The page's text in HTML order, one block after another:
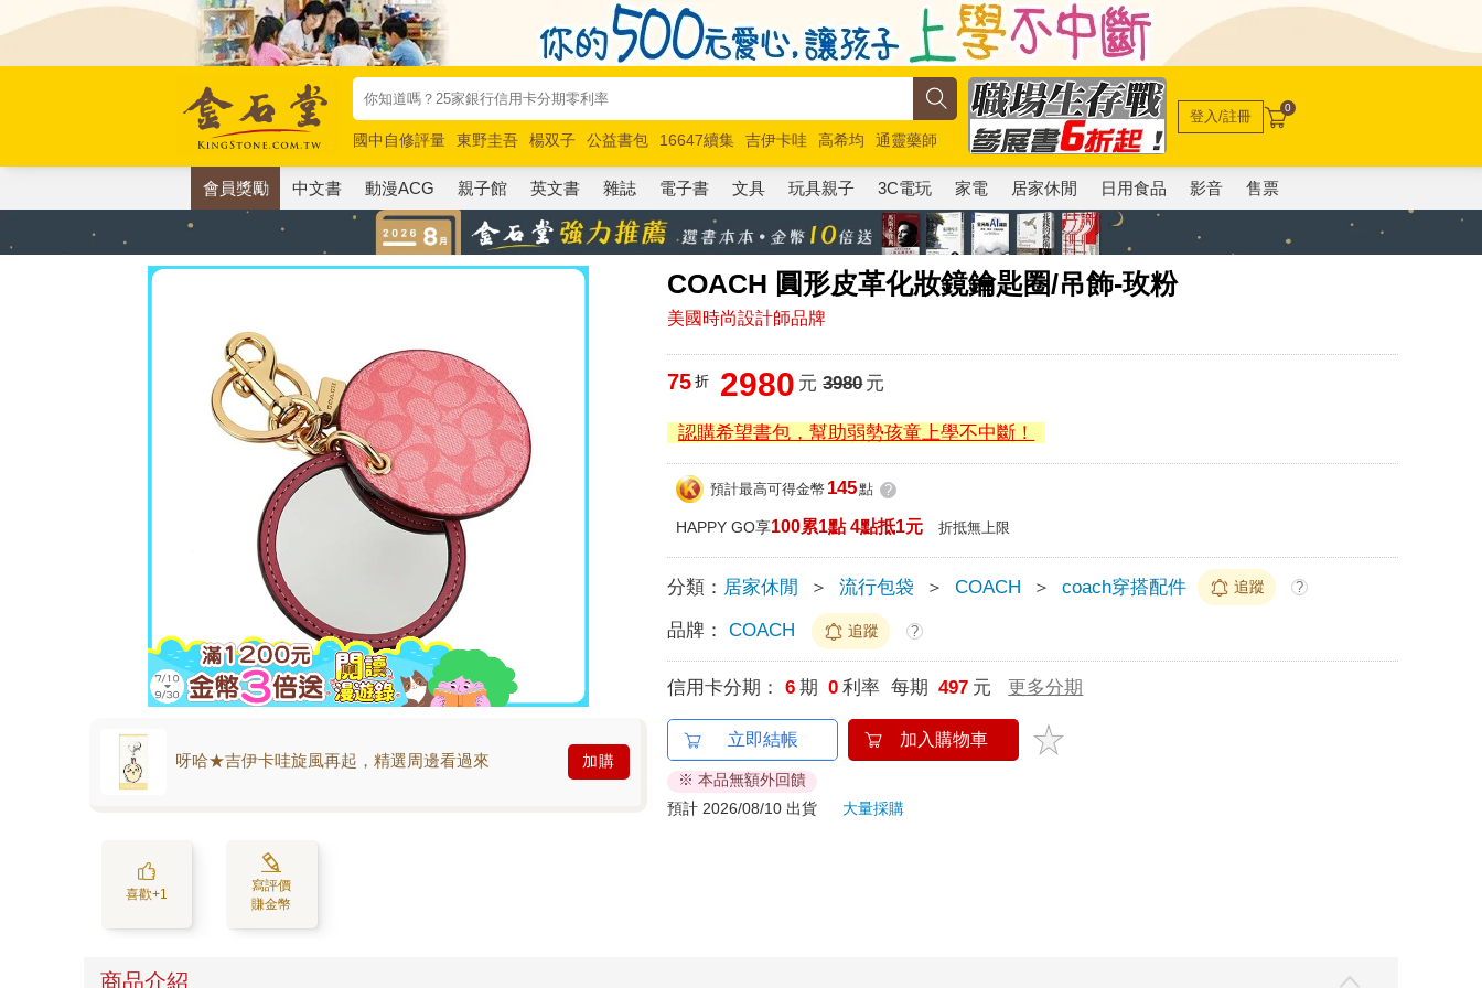
國中自修評量 東野圭吾 楊双子 公益書包 16647續集 吉伊卡哇 高希均
通靈藥師
唯紅花綻放
奧德賽 路邊攤新作 馬斯克 玩具總動員5 超慢跑
登入/註冊 0
會員獎勵 中文書 動漫ACG 親子館 英文書 雜誌 電子書 文具 玩具親子 3C電玩 家電 居家休閒 日用食品 影音 售票
COACH 圓形皮革化妝鏡鑰匙圈/吊飾-玫粉
美國時尚設計師品牌
呀哈★吉伊卡哇旋風再起，精選周邊看過來 加購
喜歡+1
寫評價
賺金幣
75 折 2980 元 3980元
認購希望書包，幫助弱勢孩童上學不中斷！
預計最高可得金幣 145點 ?
HAPPY GO享100累1點 4點抵1元 折抵無上限
分類： 居家休閒 ＞ 流行包袋 ＞ COACH ＞ coach穿搭配件 追蹤 ?
品牌： COACH 追蹤 ?
信用卡分期： 6 期 0 利率 每期 497 元 更多分期
立即結帳 加入購物車
※ 本品無額外回饋
預計 2026/08/10 出貨
大量採購
商品介紹